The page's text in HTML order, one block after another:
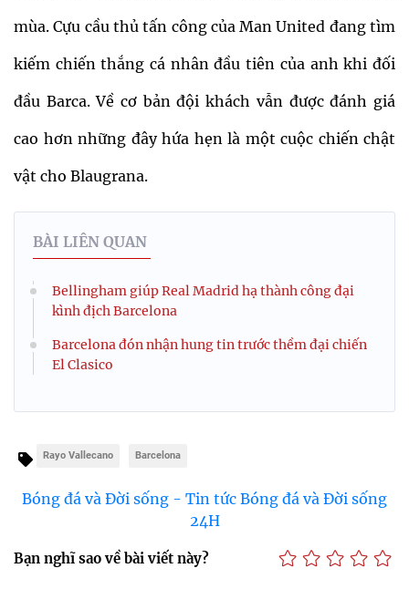
mùa. Cựu cầu thủ tấn công của Man United đang tìm
kiếm chiến thắng cá nhân đầu tiên của anh khi đối
đầu Barca. Về cơ bản đội khách vẫn được đánh giá
cao hơn những đây hứa hẹn là một cuộc chiến chật
vật cho Blaugrana.
BÀI LIÊN QUAN
Bellingham giúp Real Madrid hạ thành công đại
kình địch Barcelona
Barcelona đón nhận hung tin trước thềm đại chiến
El Clasico
Rayo Vallecano Barcelona
Bóng đá và Đời sống - Tin tức Bóng đá và Đời sống
24H
Bạn nghĩ sao về bài viết này?